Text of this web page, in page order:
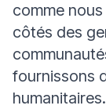
comme
côtés des
fournissons
humanitaires.